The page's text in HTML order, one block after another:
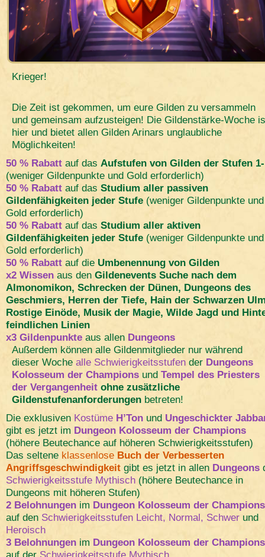
Krieger!
Die Zeit ist gekommen, um eure Gilden zu versammeln
und gemeinsam aufzusteigen! Die Gildenstärke-Woche
hier und bietet allen Gilden Arinars unglaubliche
Möglichkeiten!
50 % Rabatt auf das Aufstufen von Gilden der Stufen
(weniger Gildenpunkte und Gold erforderlich)
50 % Rabatt auf das Studium aller passiven
Gildenfähigkeiten jeder Stufe (weniger Gildenpunkte und
Gold erforderlich)
50 % Rabatt auf das Studium aller aktiven
Gildenfähigkeiten jeder Stufe (weniger Gildenpunkte und
Gold erforderlich)
50 % Rabatt auf die Umbenennung von Gilden
x2 Wissen aus den Gildenevents Suche nach dem
Almonomikon, Schrecken der Dünen, Dungeons des
Geschmiers, Herren der Tiefe, Hain der Schwarzen
Rostige Einöde, Musik der Magie, Wilde Jagd und
feindlichen Linien
x3 Gildenpunkte aus allen Dungeons
Außerdem können alle Gildenmitglieder nur während
dieser Woche alle Schwierigkeitsstufen der Dungeons
Kolosseum der Champions und Tempel des Priesters
der Vergangenheit ohne zusätzliche
Gildenstufenanforderungen betreten!
Die exklusiven Kostüme H’Ton und Ungeschickter
gibt es jetzt im Dungeon Kolosseum der Champions
(höhere Beutechance auf höheren Schwierigkeitsstufen)
Das seltene klassenlose Buch der Verbesserten
Angriffsgeschwindigkeit gibt es jetzt in allen Dungeons
Schwierigkeitsstufe Mythisch (höhere Beutechance in
Dungeons mit höheren Stufen)
2 Belohnungen im Dungeon Kolosseum der Champions
auf den Schwierigkeitsstufen Leicht, Normal, Schwer und
Heroisch
3 Belohnungen im Dungeon Kolosseum der Champions